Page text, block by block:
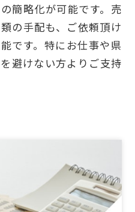
簡略化が可能です。売
の手配も、ご依頼頂け
です。特にお仕事や県
避けない方よりご支持